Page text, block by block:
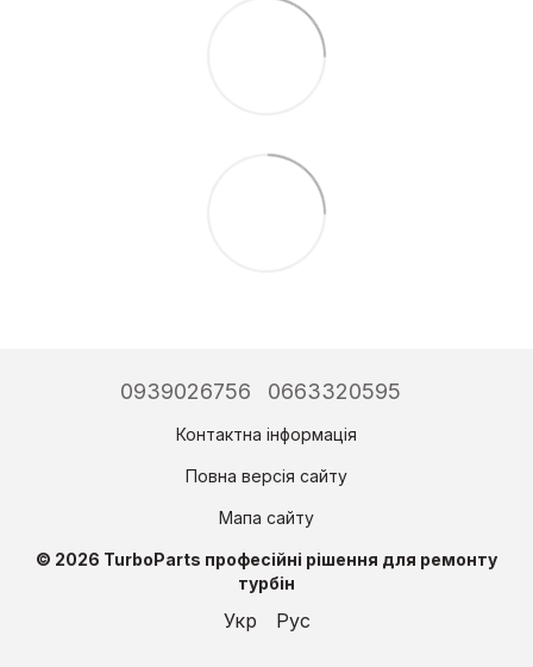
0939026756 0663320595
Контактна інформація
Повна версія сайту
Мапа сайту
© 2026 TurboParts професійні рішення для ремонту
турбін
Укр Рус